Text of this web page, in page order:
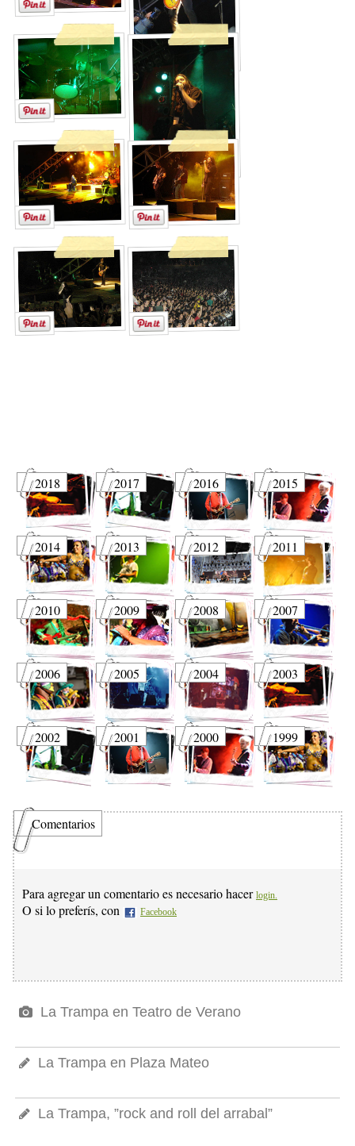
2018 2017 2016 2015
2014 2013 2012 2011
2010 2009 2008 2007
2006 2005 2004 2003
2002 2001 2000 1999
Comentarios
Para agregar un comentario es necesario hacer login.
O si lo preferís, con Facebook
La Trampa en Teatro de Verano
La Trampa en Plaza Mateo
La Trampa, ”rock and roll del arrabal”